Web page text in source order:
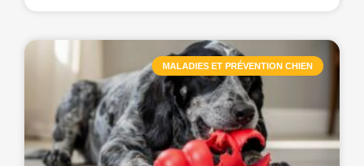
MALADIES ET PRÉVENTION CHIEN